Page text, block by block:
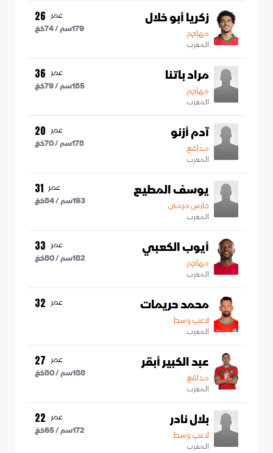
زكريا أبو خلال
مهاجم
المغرب
عمر 26
179سم /74كغ
مراد باتنا
مهاجم
المغرب
عمر 36
185سم /79كغ
آدم أزنو
مدافع
المغرب
عمر 20
178سم /70كغ
يوسف المطيع
حارس مرمى
المغرب
عمر 31
193سم /84كغ
أيوب الكعبي
مهاجم
المغرب
عمر 33
182سم /80كغ
محمد حريمات
لاعب وسط
المغرب
عمر 32
عبد الكبير أبقر
مدافع
المغرب
عمر 27
188سم /80كغ
بلال نادر
لاعب وسط
المغرب
عمر 22
172سم /65كغ